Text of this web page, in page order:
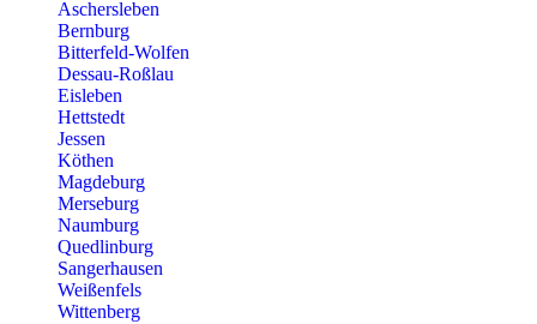
Aschersleben
Bernburg
Bitterfeld-Wolfen
Dessau-Roßlau
Eisleben
Hettstedt
Jessen
Köthen
Magdeburg
Merseburg
Naumburg
Quedlinburg
Sangerhausen
Weißenfels
Wittenberg